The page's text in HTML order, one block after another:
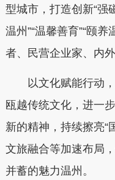
型城市，打造创新“强
温州”“温馨善育”“颐
者、民营企业家、内
以文化赋能行动
瓯越传统文化，进一
新的精神，持续擦亮“
文旅融合等加速布局
并蓄的魅力温州。